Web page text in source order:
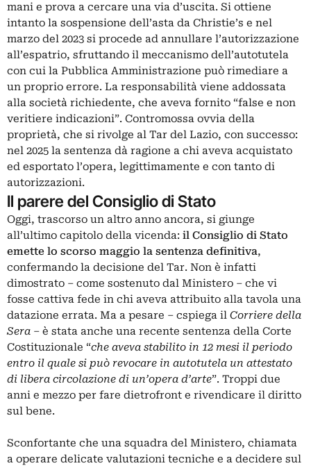
mani e prova a cercare una via d’uscita. Si ottiene
intanto la sospensione dell’asta da Christie’s e nel
marzo del 2023 si procede ad annullare l’autorizzazione
all’espatrio, sfruttando il meccanismo dell’autotutela
con cui la Pubblica Amministrazione può rimediare a
un proprio errore. La responsabilità viene addossata
alla società richiedente, che aveva fornito “false e non
veritiere indicazioni”. Contromossa ovvia della
proprietà, che si rivolge al Tar del Lazio, con successo:
nel 2025 la sentenza dà ragione a chi aveva acquistato
ed esportato l’opera, legittimamente e con tanto di
autorizzazioni.
Il parere del Consiglio di Stato
Oggi, trascorso un altro anno ancora, si giunge
all’ultimo capitolo della vicenda: il Consiglio di Stato
emette lo scorso maggio la sentenza definitiva,
confermando la decisione del Tar. Non è infatti
dimostrato – come sostenuto dal Ministero – che vi
fosse cattiva fede in chi aveva attribuito alla tavola una
datazione errata. Ma a pesare – cspiega il Corriere della
Sera – è stata anche una recente sentenza della Corte
Costituzionale “che aveva stabilito in 12 mesi il periodo
entro il quale si può revocare in autotutela un attestato
di libera circolazione di un’opera d’arte”. Troppi due
anni e mezzo per fare dietrofront e rivendicare il diritto
sul bene.
Sconfortante che una squadra del Ministero, chiamata
a operare delicate valutazioni tecniche e a decidere sul